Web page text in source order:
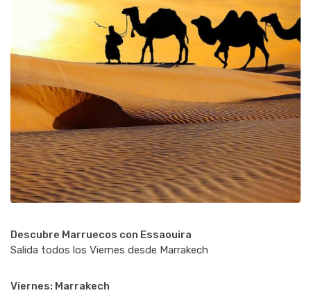
Descubre Marruecos con Essaouira
Salida todos los Viernes desde Marrakech
Viernes: Marrakech